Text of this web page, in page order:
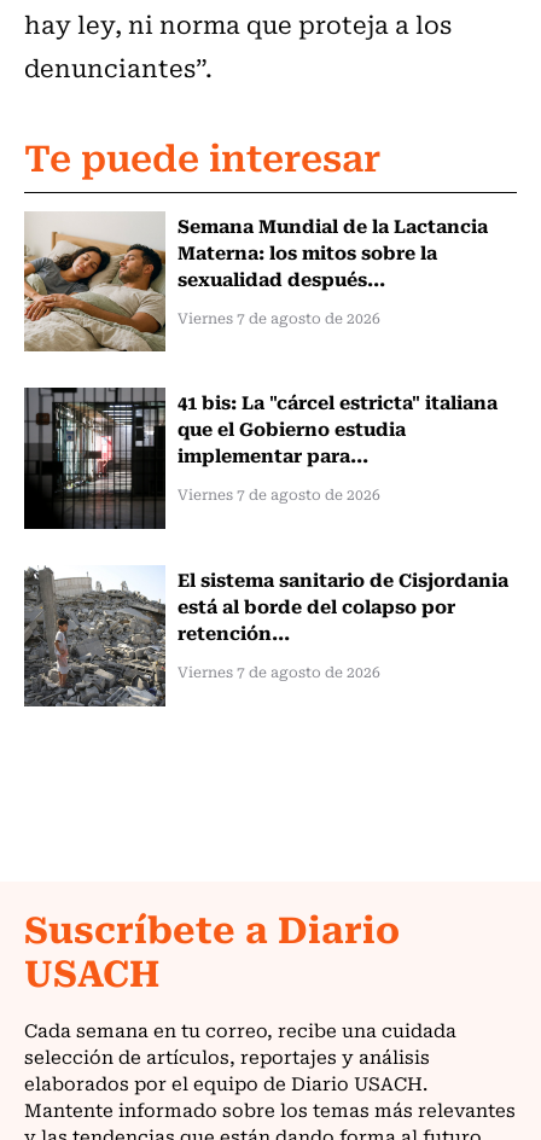
hay ley, ni norma que proteja a los
denunciantes”.
Te puede interesar
Semana Mundial de la Lactancia
Materna: los mitos sobre la
sexualidad después...
Viernes 7 de agosto de 2026
41 bis: La "cárcel estricta" italiana
que el Gobierno estudia
implementar para...
Viernes 7 de agosto de 2026
El sistema sanitario de Cisjordania
está al borde del colapso por
retención...
Viernes 7 de agosto de 2026